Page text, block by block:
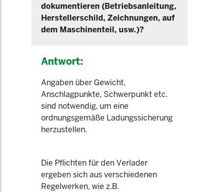
dokumentieren (Betriebsanleitung,
Herstellerschild, Zeichnungen, auf
dem Maschinenteil, usw.)?
Antwort:
Angaben über Gewicht,
Anschlagpunkte, Schwerpunkt etc.
sind notwendig, um eine
ordnungsgemäße Ladungssicherung
herzustellen.
Die Pflichten für den Verlader
ergeben sich aus verschiedenen
Regelwerken, wie z.B.